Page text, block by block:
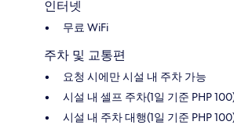
인터넷
무료 WiFi
주차 및 교통편
요청 시에만 시설 내 주차 가능
시설 내 셀프 주차(1일 기준 PHP
시설 내 주차 대행(1일 기준 PHP